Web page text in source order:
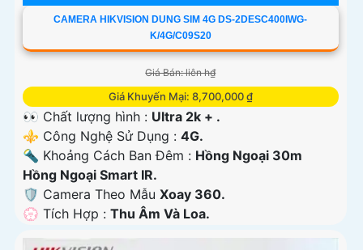
CAMERA HIKVISION DUNG SIM 4G DS-2DESC400IWG-
K/4G/C09S20
Giá Bán: liên h₫
Giá Khuyến Mại: 8,700,000 ₫
👀 Chất lượng hình : Ultra 2k + .
⚜️ Công Nghệ Sử Dụng : 4G.
🔦 Khoảng Cách Ban Đêm : Hồng Ngoại 30m
Hồng Ngoại Smart IR.
🛡 Camera Theo Mẫu Xoay 360.
️💮 Tích Hợp : Thu Âm Và Loa.